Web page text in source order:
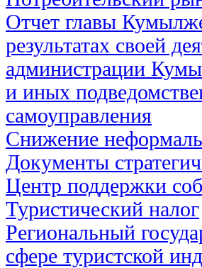
Отчет главы
результатах своей
администрации
и иных
самоуправления
Снижение
Документы
Центр поддержки
Туристический налог
Региональный
сфере туристской